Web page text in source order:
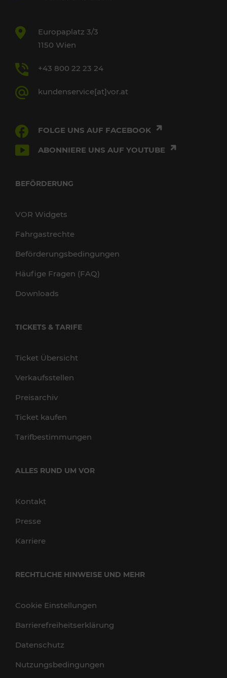
Europaplatz 3/3
1150 Wien
+43 800 22 23 24
kundenservice[at]vor.at
FOLGE UNS AUF FACEBOOK
ABONNIERE UNS AUF YOUTUBE
BEFÖRDERUNG
VOR Widgets
Fahrgastrechte
Beförderungsbedingungen
Häufige Fragen (FAQ)
Downloads
TICKETS & TARIFE
Ticket Übersicht
Verkaufsstellen
Preisarchiv
Ticket kaufen
Tarifbestimmungen
ALLES RUND UM VOR
Kontakt
Presse
Karriere
RECHTLICHE HINWEISE UND MEHR
Cookie Einstellungen
Barrierefreiheitserklärung
Datenschutz
Nutzungsbedingungen